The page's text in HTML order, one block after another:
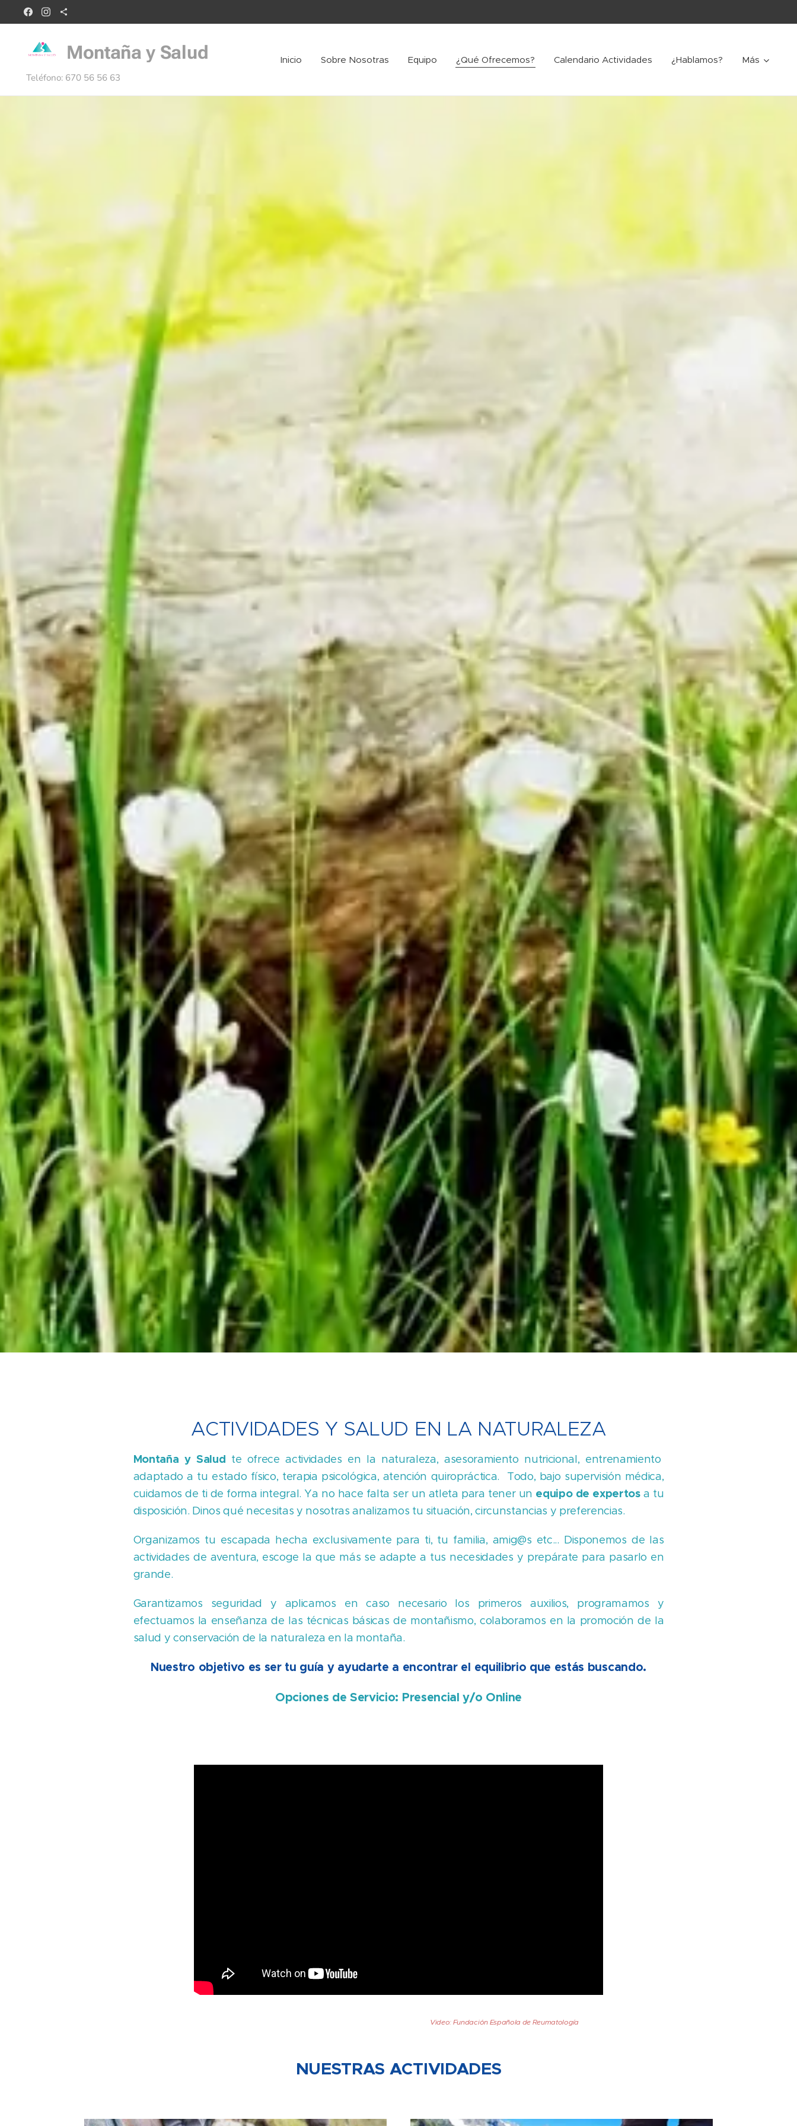
Montaña y Salud
Teléfono: 670 56 56 63
Inicio Sobre Nosotras Equipo ¿Qué Ofrecemos? Calendario Actividades ¿Hablamos? Más
ACTIVIDADES Y SALUD EN LA NATURALEZA
Montaña y Salud te ofrece actividades en la naturaleza, asesoramiento nutricional, entrenamiento
adaptado a tu estado físico, terapia psicológica, atención quiropráctica. Todo, bajo supervisión médica,
cuidamos de ti de forma integral. Ya no hace falta ser un atleta para tener un equipo de expertosa tu
disposición. Dinos qué necesitas y nosotras analizamos tu situación, circunstancias y preferencias.
Organizamos tu escapada hecha exclusivamente para ti, tu familia, amig@s etc... Disponemos de las
actividades de aventura, escoge la que más se adapte a tus necesidades y prepárate para pasarlo en
grande.
Garantizamos seguridad y aplicamos en caso necesario los primeros auxilios, programamos y
efectuamos la enseñanza de las técnicas básicas de montañismo, colaboramos en la promoción de la
salud y conservación de la naturaleza en la montaña.
Nuestro objetivo es ser tu guía y ayudarte a encontrar el equilibrio que estás buscando.
Opciones de Servicio: Presencial y/o Online
Video: Fundación Española de Reumatología
NUESTRAS ACTIVIDADES